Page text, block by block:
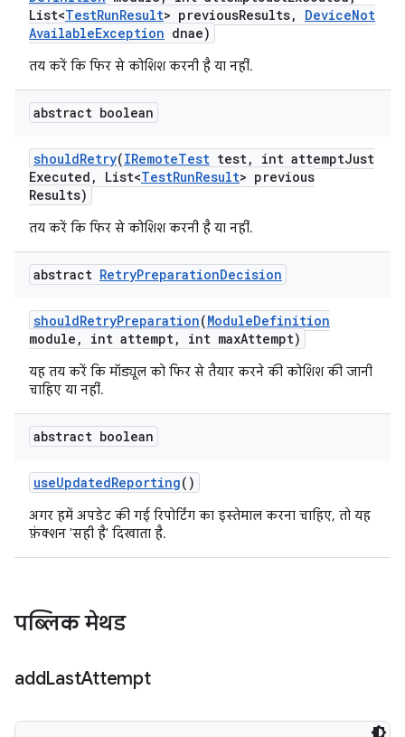
List<TestRunResult> previousResults, DeviceNot
AvailableException dnae)
तय करें कि फिर से कोशिश करनी है या नहीं.
abstract boolean
shouldRetry(IRemoteTest test, int attemptJust
Executed , List<TestRunResult> previous
Results)
तय करें कि फिर से कोशिश करनी है या नहीं.
abstract RetryPreparationDecision
shouldRetryPreparation(ModuleDefinition
module , int attempt, int maxAttempt)
यह तय करें कि मॉड्यूल को फिर से तैयार करने की कोशिश की जानी
चाहिए या नहीं.
abstract boolean
useUpdatedReporting()
अगर हमें अपडेट की गई रिपोर्टिंग का इस्तेमाल करना चाहिए, तो यह
फ़ंक्शन 'सही है' दिखाता है.
पब्लिक मेथड
addLastAttempt